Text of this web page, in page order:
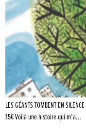
LES GÉANTS TOMBENT EN
15€ Voilà une histoire qui m’a…